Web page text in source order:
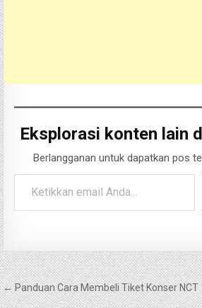
Eksplorasi konten lain
Berlangganan untuk dapatkan pos
Ketikkan email Anda...
Navigasi
← Panduan Cara Membeli Tiket Konser NCT